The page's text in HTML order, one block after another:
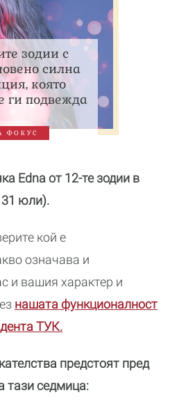
зодии с
силна
която
ги подвежда
ФОКУС
Edna от 12-те зодии в
31 юли).
кой е
означава и
и вашия характер и
нашата функционалност
ТУК.
предстоят пред
тази седмица: